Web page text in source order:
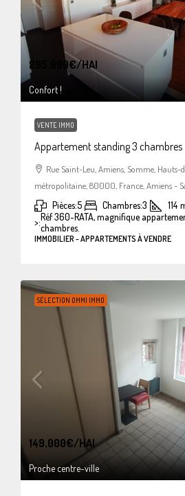
295.000€/HAI
Confort !
VENTE IMMO
Appartement standing 3 chambres
Rue Saint-Leu, Amiens, Somme, Hauts-
métropolitaine, 80000, France, Amiens -
Pièces:5 Chambres:3 114
>:Réf 360-RATA, magnifique
chambres.
IMMOBILIER - APPARTEMENTS À VENDRE
SÉLECTION OMMI IMMO
149.000€/HAI
Proche centre-ville